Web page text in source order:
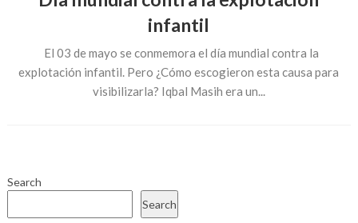
infantil
El 03 de mayo se conmemora el día mundial contra la
explotación infantil. Pero ¿Cómo escogieron esta causa para
visibilizarla? Iqbal Masih era un...
Search
Search